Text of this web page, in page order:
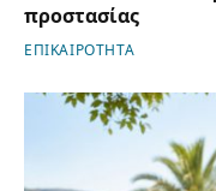
προστασίας
ΕΠΙΚΑΙΡΟΤΗΤΑ